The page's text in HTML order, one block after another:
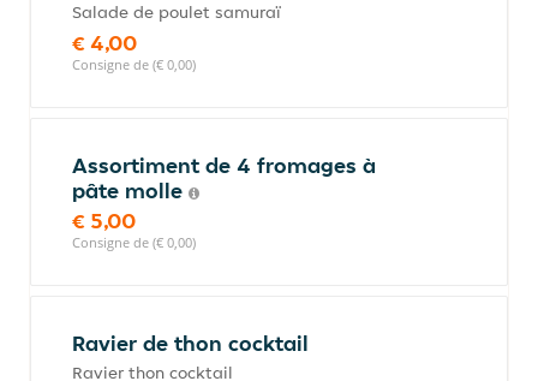
Salade de poulet samuraï
€ 4,00
Consigne de (€ 0,00)
Assortiment de 4 fromages à
pâte molle
€ 5,00
Consigne de (€ 0,00)
Ravier de thon cocktail
Ravier thon cocktail